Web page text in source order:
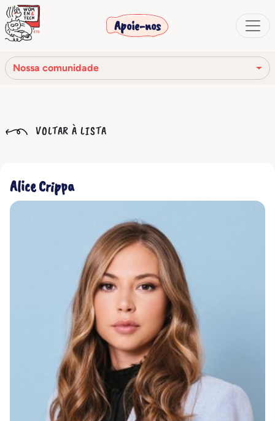
Apoie-nos
Nossa comunidade
Nossa rede
Nossa comunidade
VOLTAR À LISTA
Alice Crippa